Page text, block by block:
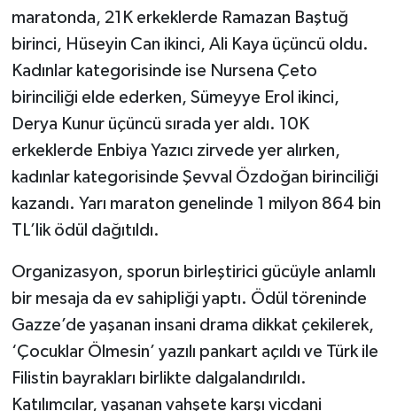
maratonda, 21K erkeklerde Ramazan Baştuğ
birinci, Hüseyin Can ikinci, Ali Kaya üçüncü oldu.
Kadınlar kategorisinde ise Nursena Çeto
birinciliği elde ederken, Sümeyye Erol ikinci,
Derya Kunur üçüncü sırada yer aldı. 10K
erkeklerde Enbiya Yazıcı zirvede yer alırken,
kadınlar kategorisinde Şevval Özdoğan birinciliği
kazandı. Yarı maraton genelinde 1 milyon 864 bin
TL’lik ödül dağıtıldı.
Organizasyon, sporun birleştirici gücüyle anlamlı
bir mesaja da ev sahipliği yaptı. Ödül töreninde
Gazze’de yaşanan insani drama dikkat çekilerek,
‘Çocuklar Ölmesin’ yazılı pankart açıldı ve Türk ile
Filistin bayrakları birlikte dalgalandırıldı.
Katılımcılar, yaşanan vahşete karşı vicdani